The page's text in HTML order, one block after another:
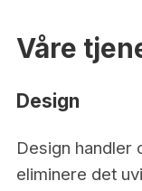
Våre
Design
Design handler
eliminere det